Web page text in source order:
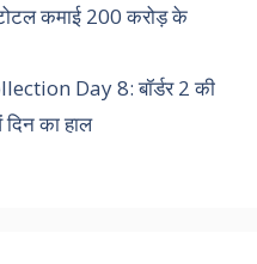
टोटल कमाई 200 करोड़ के
Day 8: बॉर्डर 2 की
का हाल